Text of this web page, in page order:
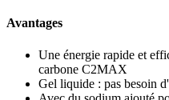
Avantages
Une énergie rapide et
carbone C2MAX
Gel liquide : pas besoin